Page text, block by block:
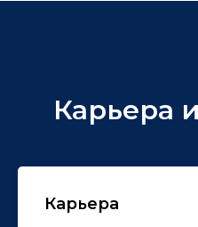
Карьера
Карьера